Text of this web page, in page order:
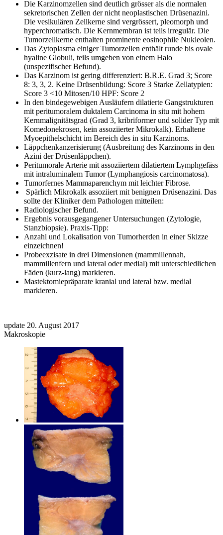
Die Karzinomzellen sind deutlich grösser als die normalen
sekretorischen Zellen der nicht neoplastischen Drüsenazini.
Die vesikulären Zellkerne sind vergrössert, pleomorph und
hyperchromatisch. Die Kernmembran ist teils irregulär. Die
Tumorzellkerne enthalten prominente eosinophile Nukleolen.
Das Zytoplasma einiger Tumorzellen enthält runde bis ovale
hyaline Globuli, teils umgeben von einem Halo
(unspezifischer Befund).
Das Karzinom ist gering differenziert: B.R.E. Grad 3; Score
8: 3, 3, 2. Keine Drüsenbildung: Score 3 Starke Zellatypien:
Score 3 <10 Mitosen/10 HPF: Score 2
In den bindegewebigen Ausläufern dilatierte Gangstrukturen
mit peritumoralem duktalem Carcinoma in situ mit hohem
Kernmalignitätsgrad (Grad 3, kribriformer und solider Typ mit
Komedonekrosen, kein assoziierter Mikrokalk). Erhaltene
Myoepithelschicht im Bereich des in situ Karzinoms.
Läppchenkanzerisierung (Ausbreitung des Karzinoms in den
Azini der Drüsenläppchen).
Peritumorale Arterie mit assoziiertem dilatiertem Lymphgefäss
mit intraluminalem Tumor (Lymphangiosis carcinomatosa).
Tumorfernes Mammaparenchym mit leichter Fibrose.
Spärlich Mikrokalk assoziiert mit benignen Drüsenazini. Das
sollte der Kliniker dem Pathologen mitteilen:
Radiologischer Befund.
Ergebnis vorausgegangener Untersuchungen (Zytologie,
Stanzbiopsie). Praxis-Tipp:
Anzahl und Lokalisation von Tumorherden in einer Skizze
einzeichnen!
Probeexzisate in drei Dimensionen (mammillennah,
mammillenfern und lateral oder medial) mit unterschiedlichen
Fäden (kurz-lang) markieren.
Mastektomiepräparate kranial und lateral bzw. medial
markieren.
update 20. August 2017
Makroskopie